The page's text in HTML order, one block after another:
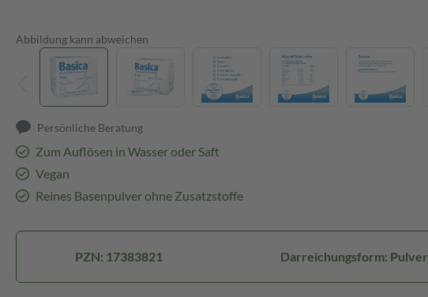
Abbildung kann abweichen
Persönliche Beratung
Zum Auflösen in Wasser oder Saft
Vegan
Reines Basenpulver ohne Zusatzstoffe
PZN: 17383821 Darreichungsform: Pulver